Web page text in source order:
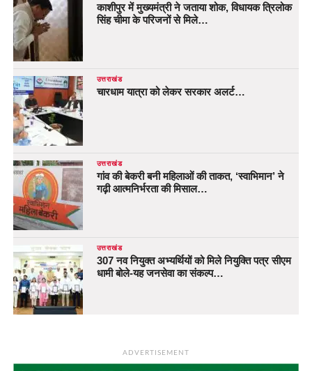
काशीपुर में मुख्यमंत्री ने जताया शोक, विधायक त्रिलोक
सिंह चीमा के परिजनों से मिले…
उत्तराखंड
चारधाम यात्रा को लेकर सरकार अलर्ट…
उत्तराखंड
गांव की बेकरी बनी महिलाओं की ताकत, ‘स्वाभिमान’ ने
गढ़ी आत्मनिर्भरता की मिसाल…
उत्तराखंड
307 नव नियुक्त अभ्यर्थियों को मिले नियुक्ति पत्र सीएम
धामी बोले-यह जनसेवा का संकल्प…
ADVERTISEMENT